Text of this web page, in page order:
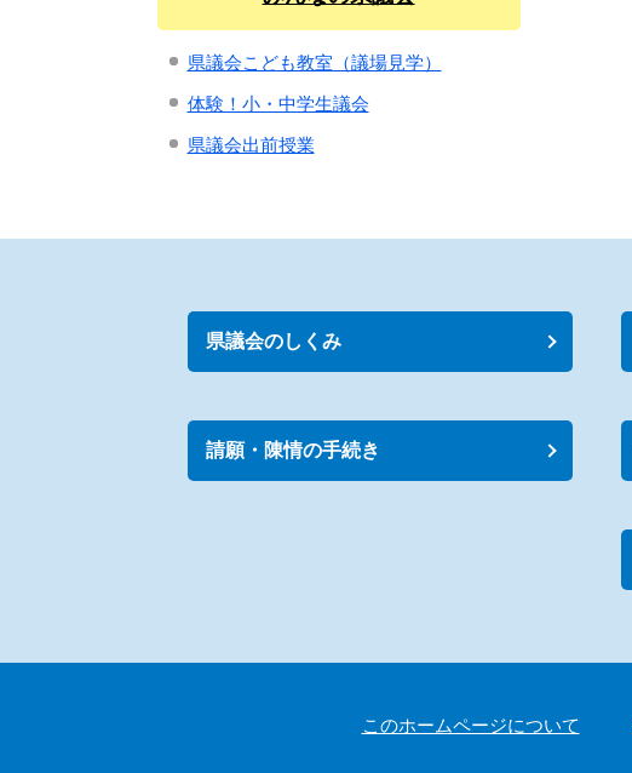
県議会こども教室（議場見学）
体験！小・中学生議会
県議会出前授業
県議会のしくみ
請願・陳情の手続き
このホームページについて